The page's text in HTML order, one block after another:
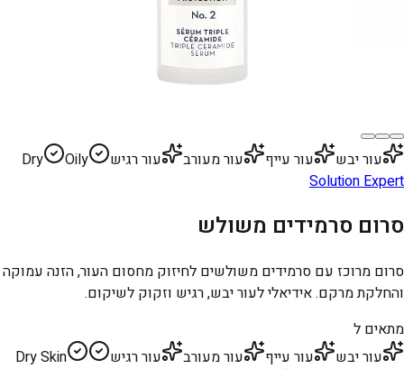
עור יבש עור עייף עור מעורב עור רגיש Dry
Oily
Solution Expert
סרום סרמידים משולש
סרום מרוכז עם סרמידים משולשים לחיזוק מחסום העור, הזנה עמוקה
והחלקת מרקם. אידיאלי לעור יבש, רגיש וזקוק לשיקום.
מתאים ל
עור יבש
עור עייף עור מעורב עור רגיש
Dry Skin